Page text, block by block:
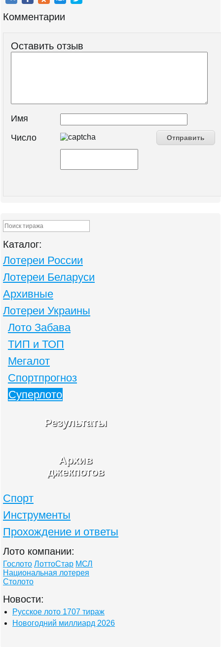
Комментарии
Оставить отзыв
Имя
Число
Каталог:
Лотереи России
Лотереи Беларуси
Архивные
Лотереи Украины
Лото Забава
ТИП и ТОП
Мегалот
Спортпрогноз
Суперлото
Результаты
Архив
джекпотов
Спорт
Инструменты
Прохождение и ответы
Лото компании:
Гослото ЛоттоСтар МСЛ
Национальная лотерея
Столото
Новости:
Русское лото 1707 тираж
Новогодний миллиард 2026